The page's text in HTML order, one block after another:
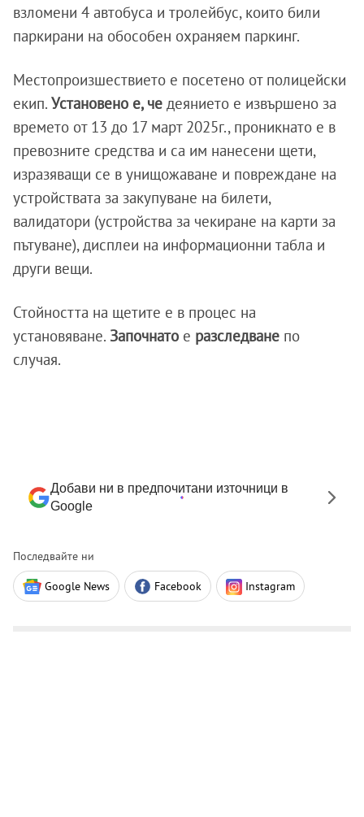
взломени 4 автобуса и тролейбус, които били
паркирани на обособен охраняем паркинг.
Местопроизшествието е посетено от полицейски
екип. Установено е, че деянието е извършено за
времето от 13 до 17 март 2025г., проникнато е в
превозните средства и са им нанесени щети,
изразяващи се в унищожаване и повреждане на
устройствата за закупуване на билети,
валидатори (устройства за чекиране на карти за
пътуване), дисплеи на информационни табла и
други вещи.
Стойността на щетите е в процес на
установяване. Започнато е разследване по
случая.
Добави ни в предпочитани източници в
Google
Последвайте ни
Google News Facebook Instagram